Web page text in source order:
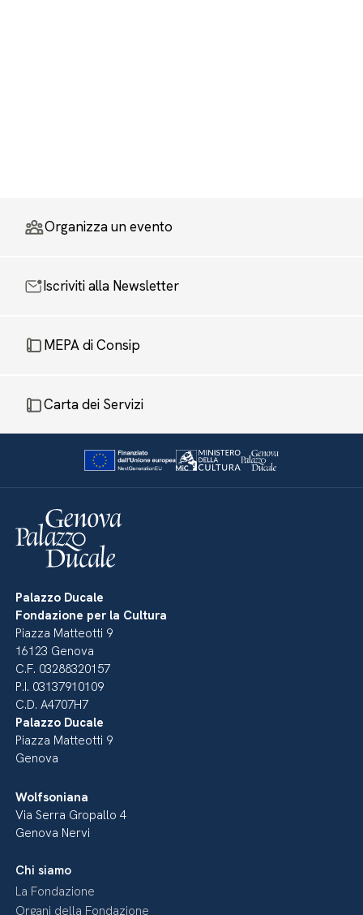
Organizza un evento
Iscriviti alla Newsletter
MEPA di Consip
Carta dei Servizi
Palazzo Ducale
Fondazione per la Cultura
Piazza Matteotti 9
16123 Genova
C.F. 03288320157
P.I. 03137910109
C.D. A4707H7
Palazzo Ducale
Piazza Matteotti 9
Genova
Wolfsoniana
Via Serra Gropallo 4
Genova Nervi
Chi siamo
La Fondazione
Organi della Fondazione